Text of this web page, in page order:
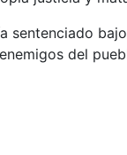
sentenciado
del